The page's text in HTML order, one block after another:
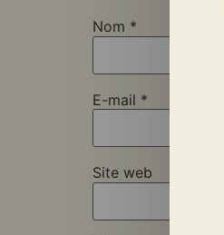
Nom *
E-mail *
Site web